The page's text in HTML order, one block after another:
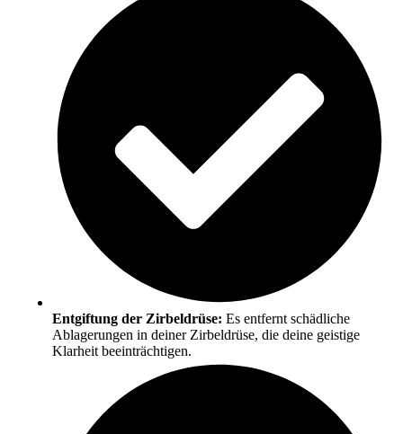
Entgiftung der Zirbeldrüse: Es entfernt schädliche
Ablagerungen in deiner Zirbeldrüse, die deine geistige
Klarheit beeinträchtigen.